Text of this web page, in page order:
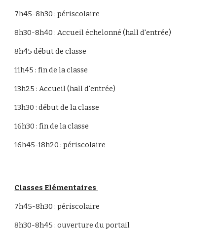
7h45-8h30 : périscolaire
8h30-8h40 : Accueil échelonné (hall d'entrée)
8h45 début de classe
11h45 : fin de la classe
13h25 :Accueil (hall d'entrée)
13h30 : début de la classe
16h30 : fin de la classe
16h45-18h20 : périscolaire
Classes Elémentaires
7h45-8h30 : périscolaire
8h30-8h45 : ouverture du portail